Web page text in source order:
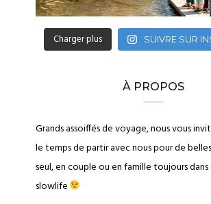
Charger plus SUIVRE SUR
À PROPOS
Grands assoiffés de voyage, nous vous
le temps de partir avec nous pour de
seul, en couple ou en famille toujours dans
slowlife